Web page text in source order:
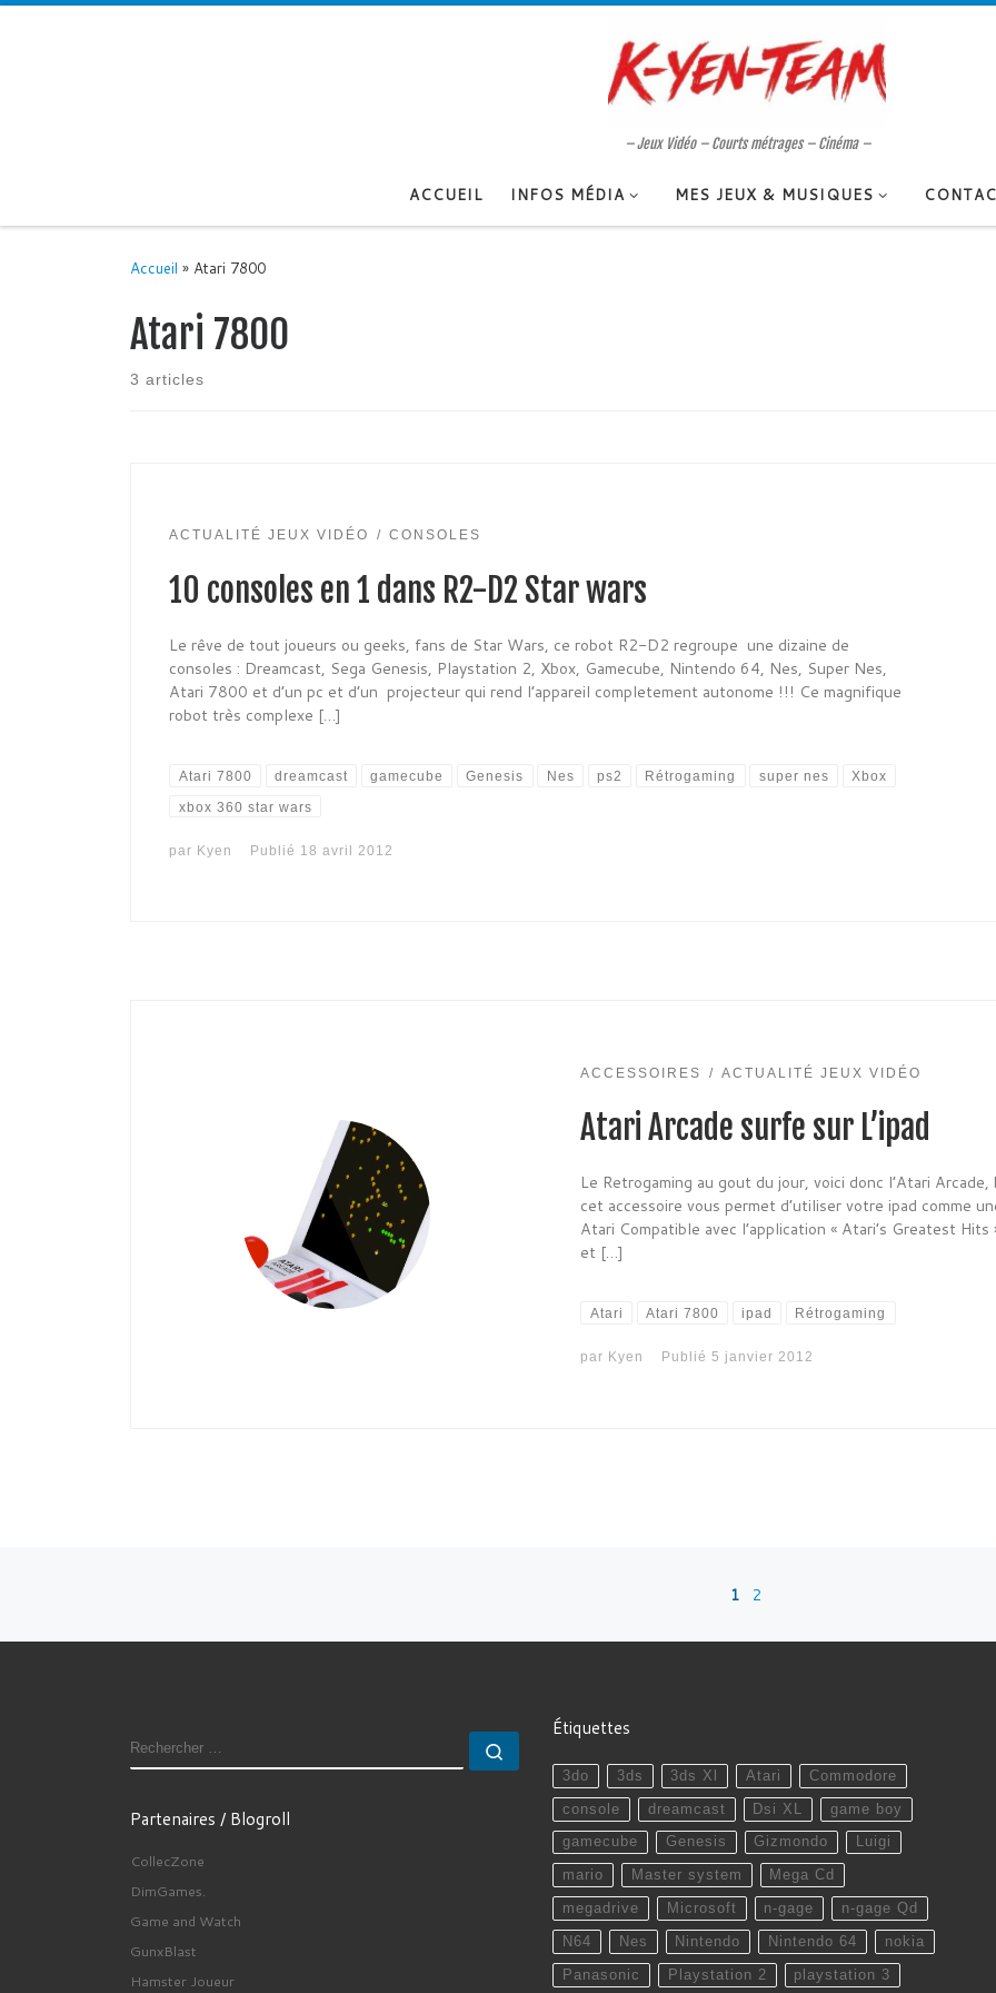
– Jeux Vidéo – Courts métrages – Cinéma –
ACCUEIL INFOS MÉDIA MES JEUX & MUSIQUES
Accueil » Atari 7800
Atari 7800
3 articles
ACTUALITÉ JEUX VIDÉO CONSOLES
10 consoles en 1 dans R2-D2 Star wars
Le rêve de tout joueurs ou geeks, fans de Star Wars, ce robot R2-D2 regroupe une dizaine de
consoles : Dreamcast, Sega Genesis, Playstation 2, Xbox, Gamecube, Nintendo 64, Nes, Super Nes,
Atari 7800 et d’un pc et d’un projecteur qui rend l’appareil completement autonome !!! Ce magnifique
robot très complexe […]
Atari 7800 dreamcast gamecube Genesis Nes ps2 Rétrogaming super nes Xbox
xbox 360 star wars
par Kyen Publié 18 avril 2012
ACCESSOIRES ACTUALITÉ JEUX VIDÉO
Atari Arcade surfe sur L’ipad
Le Retrogaming au gout du jour, voici donc l’Atari
cet accessoire vous permet d’utiliser votre ipad comme
Atari Compatible avec l’application « Atari’s Greatest
et […]
Atari Atari 7800 ipad Rétrogaming
par Kyen Publié5 janvier 2012
1 2
RECHERCHER
Partenaires / Blogroll
CollecZone
DimGames.
Game and Watch
GunxBlast
Hamster Joueur
Étiquettes
3do 3ds 3ds Xl Atari Commodore
console dreamcast Dsi XL game boy
gamecube Genesis Gizmondo Luigi
mario Master system Mega Cd
megadrive Microsoft n-gage n-gage Qd
N64 Nes Nintendo Nintendo 64 nokia
Panasonic Playstation 2 playstation 3